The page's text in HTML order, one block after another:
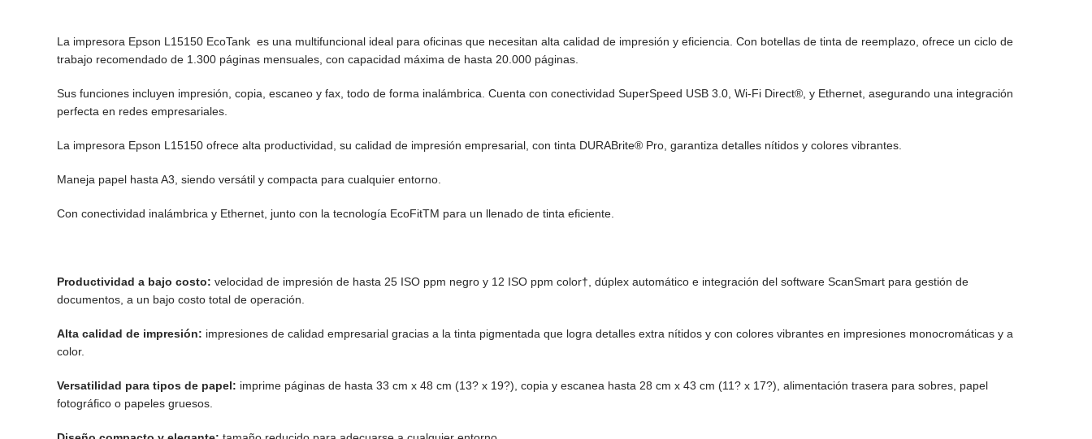
La impresora Epson L15150 EcoTank es una multifuncional ideal para oficinas que necesitan alta calidad de impresión y eficiencia. Con botellas de tinta de reemplazo, ofrece un ciclo de
trabajo recomendado de 1.300 páginas mensuales, con capacidad máxima de hasta 20.000 páginas.
Sus funciones incluyen impresión, copia, escaneo y fax, todo de forma inalámbrica. Cuenta con conectividad SuperSpeed USB 3.0, Wi-Fi Direct®, y Ethernet, asegurando una integración
perfecta en redes empresariales.
La impresora Epson L15150 ofrece alta productividad, su calidad de impresión empresarial, con tinta DURABrite® Pro, garantiza detalles nítidos y colores vibrantes.
Maneja papel hasta A3, siendo versátil y compacta para cualquier entorno.
Con conectividad inalámbrica y Ethernet, junto con la tecnología EcoFitTM para un llenado de tinta eficiente.
Productividad a bajo costo: velocidad de impresión de hasta 25 ISO ppm negro y 12 ISO ppm color†, dúplex automático e integración del software ScanSmart para gestión de
documentos, a un bajo costo total de operación.
Alta calidad de impresión: impresiones de calidad empresarial gracias a la tinta pigmentada que logra detalles extra nítidos y con colores vibrantes en impresiones monocromáticas y a
color.
Versatilidad para tipos de papel: imprime páginas de hasta 33 cm x 48 cm (13? x 19?), copia y escanea hasta 28 cm x 43 cm (11? x 17?), alimentación trasera para sobres, papel
fotográfico o papeles gruesos.